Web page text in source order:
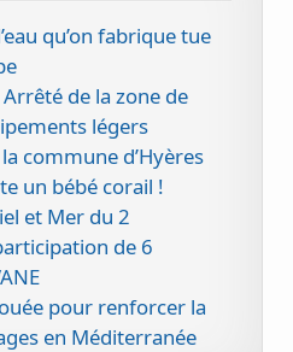
qu’on fabrique tue
de la zone de
légers
commune d’Hyères
un bébé corail !
et Mer du 2
de 6
pour renforcer la
en Méditerranée